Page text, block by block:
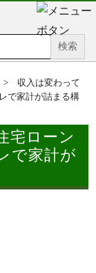
収入は変わって
で家計が詰まる構
宅ローン
で家計が